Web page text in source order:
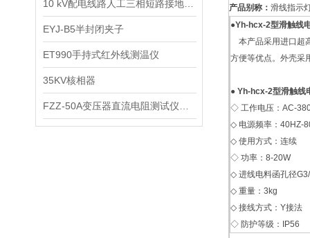
EYJ-B5半封闭夹子
ET990手持式红外线测温仪
35KV核相器
产品别称： 滑线指示
●Yh-hcx-2型滑触线
本产品采用进口超
方便等优点。外壳采
● Yh-hcx-2型滑触线
◇ 工作电压：AC-
◇ 电源频率：40HZ-
◇ 使用方式：连续
◇ 功率：8-20W
◇ 进线电料函孔径G3/
◇ 重量：3kg
◇ 接线方式：Y接法
◇ 防护等级：IP56